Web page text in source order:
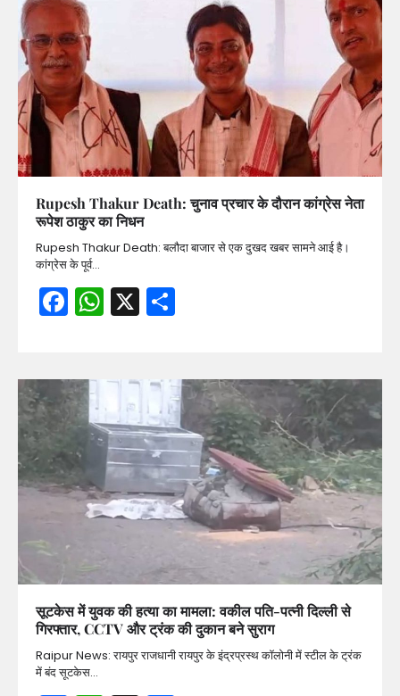
Rupesh Thakur Death: चुनाव प्रचार के दौरान कांग्रेस नेता
रूपेश ठाकुर का निधन
Rupesh Thakur Death: बलौदा बाजार से एक दुखद खबर सामने आई है।
कांग्रेस के पूर्व…
Facebook
WhatsApp
X
सूटकेस में युवक की हत्या का मामला: वकील पति-पत्नी दिल्ली से
गिरफ्तार, CCTV और ट्रंक की दुकान बने सुराग
Raipur News: रायपुर राजधानी रायपुर के इंद्रप्रस्थ कॉलोनी में स्टील के ट्रंक
में बंद सूटकेस…